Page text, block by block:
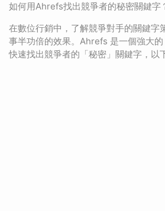
如何用Ahrefs找出競爭者的秘密關鍵字
在數位行銷中，了解競爭對手的關鍵字
事半功倍的效果。Ahrefs 是一個強大
快速找出競爭者的「秘密」關鍵字，以